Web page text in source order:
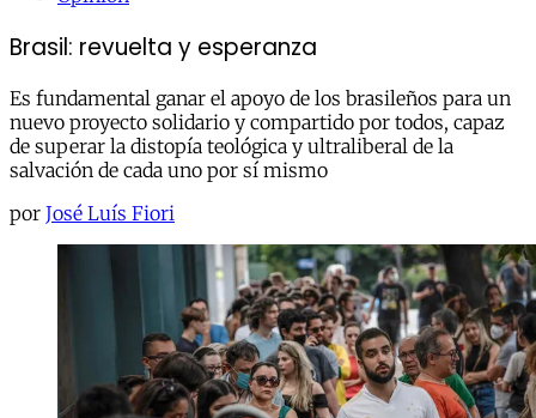
Brasil: revuelta y esperanza
Es fundamental ganar el apoyo de los brasileños para un
nuevo proyecto solidario y compartido por todos, capaz
de superar la distopía teológica y ultraliberal de la
salvación de cada uno por sí mismo
por José Luís Fiori